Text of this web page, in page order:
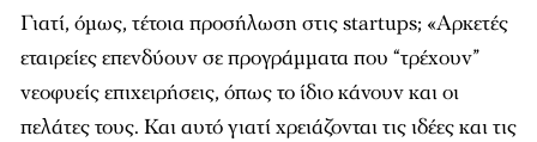
Γιατί, όµως, τέτοια προσήλωση στις startups; «Αρκετές
εταιρείες επενδύουν σε προγράµµατα που “τρέχουν”
νεοφυείς επιχειρήσεις, όπως το ίδιο κάνουν και οι
πελάτες τους. Και αυτό γιατί χρειάζονται τις ιδέες και τις